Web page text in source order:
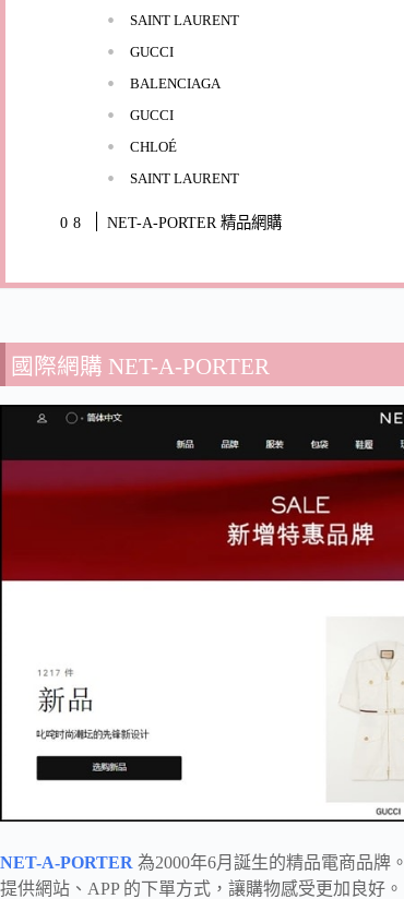
SAINT LAURENT
GUCCI
BALENCIAGA
GUCCI
CHLOÉ
SAINT LAURENT
NET-A-PORTER 精品網購
國際網購 NET-A-PORTER
NET-A-PORTER 為2000年6月誕生的精品電商品牌。
提供網站、APP 的下單方式，讓購物感受更加良好。